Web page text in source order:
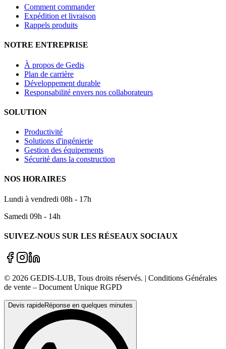
Comment commander
Expédition et livraison
Rappels produits
NOTRE ENTREPRISE
À propos de Gedis
Plan de carrière
Développement durable
Responsabilité envers nos collaborateurs
SOLUTION
Productivité
Solutions d'ingénierie
Gestion des équipements
Sécurité dans la construction
NOS HORAIRES
Lundi à vendredi 08h - 17h
Samedi 09h - 14h
SUIVEZ-NOUS SUR LES RÉSEAUX SOCIAUX
© 2026 GEDIS-LUB, Tous droits réservés. | Conditions Générales
de vente – Document Unique RGPD
Devis rapideRéponse en quelques minutes